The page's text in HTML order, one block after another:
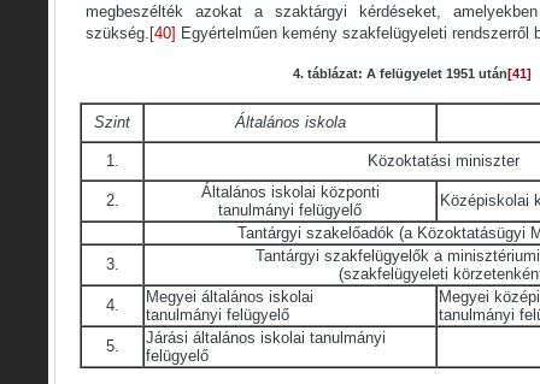
megbeszélték azokat a szaktárgyi kérdéseket,
szükség. [40] Egyértelműen kemény szakfelügyeleti rendszerről
4. táblázat: A felügyelet 1951 után[41]
Szint Általános iskola
1. Közoktatási miniszter
2.
Általános iskolai központi
tanulmányi felügyelő
Középiskolai
Tantárgyi szakelőadók (a Közoktatásügyi
3.
Tantárgyi szakfelügyelők a
(szakfelügyeleti
4.
Megyei általános iskolai
tanulmányi felügyelő
Megyei
tanulmányi
5.
Járási általános iskolai tanulmányi
felügyelő